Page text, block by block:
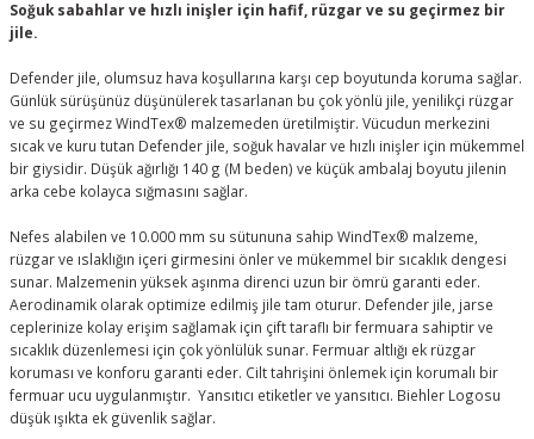
Soğuk sabahlar ve hızlı inişler için hafif, rüzgar ve su geçirmez bir
jile.
Defender jile, olumsuz hava koşullarına karşı cep boyutunda koruma sağlar.
Günlük sürüşünüz düşünülerek tasarlanan bu çok yönlü jile, yenilikçi rüzgar
ve su geçirmez WindTex® malzemeden üretilmiştir. Vücudun merkezini
sıcak ve kuru tutan Defender jile, soğuk havalar ve hızlı inişler için mükemmel
bir giysidir. Düşük ağırlığı 140 g (M beden) ve küçük ambalaj boyutu jilenin
arka cebe kolayca sığmasını sağlar.
Nefes alabilen ve 10.000 mm su sütununa sahip WindTex® malzeme,
rüzgar ve ıslaklığın içeri girmesini önler ve mükemmel bir sıcaklık dengesi
sunar. Malzemenin yüksek aşınma direnci uzun bir ömrü garanti eder.
Aerodinamik olarak optimize edilmiş jile tam oturur. Defender jile, jarse
ceplerinize kolay erişim sağlamak için çift taraflı bir fermuara sahiptir ve
sıcaklık düzenlemesi için çok yönlülük sunar. Fermuar altlığı ek rüzgar
koruması ve konforu garanti eder. Cilt tahrişini önlemek için korumalı bir
fermuar ucu uygulanmıştır. Yansıtıcı etiketler ve yansıtıcı. Biehler Logosu
düşük ışıkta ek güvenlik sağlar.